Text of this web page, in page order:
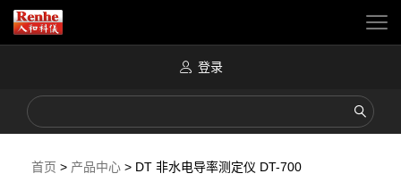
登录
首页 > 产品中心 > DT 非水电导率测定仪 DT-700